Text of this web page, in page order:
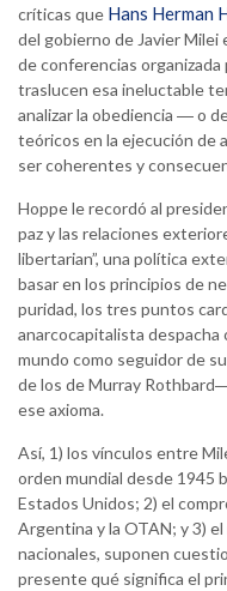
críticas que Hans Herman
del gobierno de Javier Milei
de conferencias
traslucen esa ineluctable
analizar la obediencia ― o
teóricos en la ejecución de
ser coherentes y
Hoppe le recordó al
paz y las relaciones
libertarian”, una política
basar en los principios de
puridad, los tres puntos
anarcocapitalista
mundo como seguidor de
de los de Murray
ese axioma.
Así, 1) los vínculos entre
orden mundial desde 1945
Estados Unidos; 2) el
Argentina y la OTAN; y 3)
nacionales, suponen
presente qué significa el